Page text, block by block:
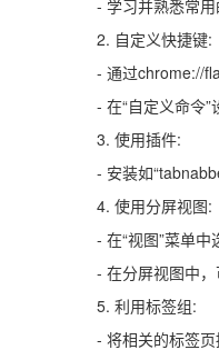
- 学习并熟悉常
2. 自定义快捷键:
- 通过chrome://
- 在“自定义命令”
3. 使用插件:
- 安装如
4. 使用分屏视图:
- 在“视图”菜单中
- 在分屏视图中
5. 利用标签组:
- 将相关的标签页